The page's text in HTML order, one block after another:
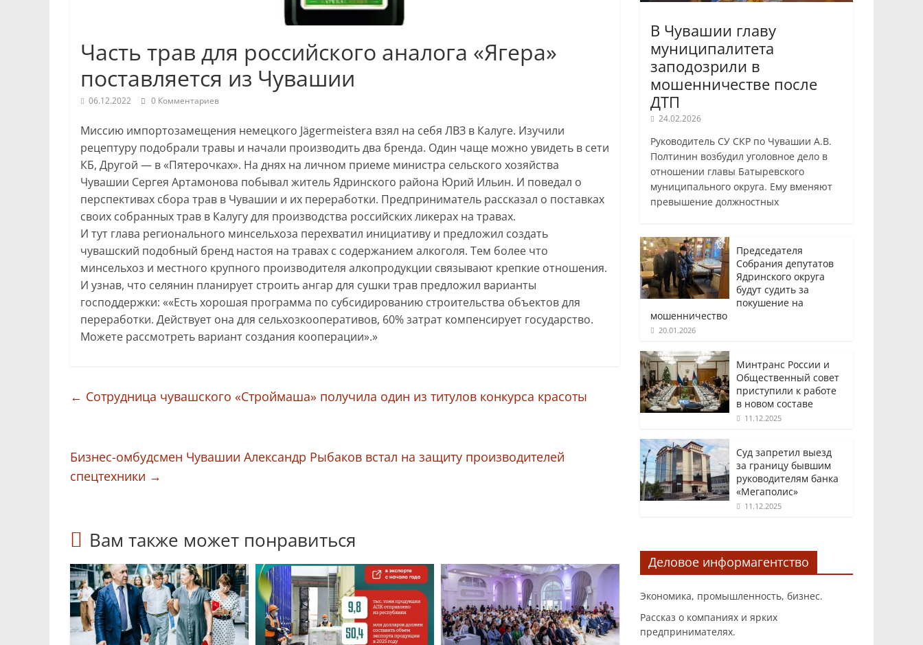
Часть трав для российского аналога «Ягера»
поставляется из Чувашии
06.12.2022 0 Комментариев
Миссию импортозамещения немецкого Jägermeisterа взял на себя ЛВЗ в Калуге. Изучили
рецептуру подобрали травы и начали производить два бренда. Один чаще можно увидеть в сети
КБ, Другой — в «Пятерочках». На днях на личном приеме министра сельского хозяйства
Чувашии Сергея Артамонова побывал житель Ядринского района Юрий Ильин. И поведал о
перспективах сбора трав в Чувашии и их переработки. Предприниматель рассказал о поставках
своих собранных трав в Калугу для производства российских ликерах на травах.
И тут глава регионального минсельхоза перехватил инициативу и предложил создать
чувашский подобный бренд настоя на травах с содержанием алкоголя. Тем более что
минсельхоз и местного крупного производителя алкопродукции связывают крепкие отношения.
И узнав, что селянин планирует строить ангар для сушки трав предложил варианты
господдержки: ««Есть хорошая программа по субсидированию строительства объектов для
переработки. Действует она для сельхозкооперативов, 60% затрат компенсирует государство.
Можете рассмотреть вариант создания кооперации».»
← Сотрудница чувашского «Строймаша» получила один из титулов конкурса красоты
Бизнес-омбудсмен Чувашии Александр Рыбаков встал на защиту производителей
спецтехники →
Вам также может понравиться
В Чувашии главу
муниципалитета
заподозрили в
мошенничестве после
ДТП
24.02.2026
Руководитель СУ СКР по Чувашии А.В.
Полтинин возбудил уголовное дело в
отношении главы Батыревского
муниципального округа. Ему вменяют
превышение должностных
Председателя
Собрания депутатов
Ядринского округа
будут судить за
покушение на
мошенничество
20.01.2026
Минтранс России и
Общественный совет
приступили к работе
в новом составе
11.12.2025
Суд запретил выезд
за границу бывшим
руководителям банка
«Мегаполис»
11.12.2025
Деловое информагентство
Экономика, промышленность, бизнес.
Рассказ о компаниях и ярких
предпринимателях.